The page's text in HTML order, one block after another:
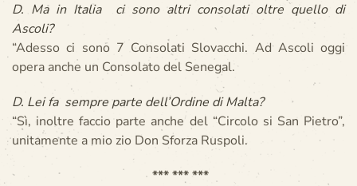
D. Ma in Italia ci sono altri consolati oltre quello di
Ascoli?
“Adesso ci sono 7 Consolati Slovacchi. Ad Ascoli oggi
opera anche un Consolato del Senegal.
D. Lei fa sempre parte dell’Ordine di Malta?
“Sì, inoltre faccio parte anche del “Circolo si San Pietro”,
unitamente a mio zio Don Sforza Ruspoli.
*** *** ***